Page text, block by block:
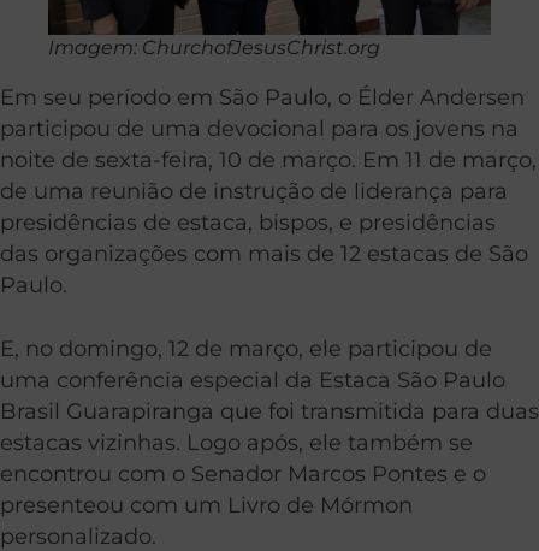
Imagem: ChurchofJesusChrist.org
Em seu período em São Paulo, o Élder Andersen
participou de uma devocional para os jovens na
noite de sexta-feira, 10 de março. Em 11 de março,
de uma reunião de instrução de liderança para
presidências de estaca, bispos, e presidências
das organizações com mais de 12 estacas de São
Paulo.
E, no domingo, 12 de março, ele participou de
uma conferência especial da Estaca São Paulo
Brasil Guarapiranga que foi transmitida para duas
estacas vizinhas. Logo após, ele também se
encontrou com o Senador Marcos Pontes e o
presenteou com um Livro de Mórmon
personalizado.